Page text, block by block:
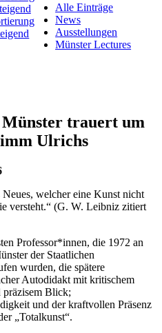
Alle Einträge
News
Ausstellungen
Münster Lectures
trauert um
Ulrichs
welcher eine Kunst nicht
versteht.“ (G. W. Leibniz zitiert
Professor*innen, die 1972 an
der Staatlichen
wurden, die spätere
Autodidakt mit kritischem
präzisem Blick;
und der kraftvollen Präsenz
„Totalkunst“.